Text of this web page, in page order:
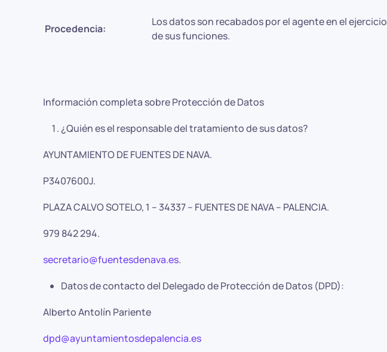
Procedencia:
Los datos son recabados por el agente en el ejercicio
de sus funciones.
Información completa sobre Protección de Datos
¿Quién es el responsable del tratamiento de sus datos?
AYUNTAMIENTO DE FUENTES DE NAVA.
P3407600J.
PLAZA CALVO SOTELO, 1 – 34337 – FUENTES DE NAVA – PALENCIA.
979 842 294.
secretario@fuentesdenava.es.
Datos de contacto del Delegado de Protección de Datos (DPD):
Alberto Antolín Pariente
dpd@ayuntamientosdepalencia.es